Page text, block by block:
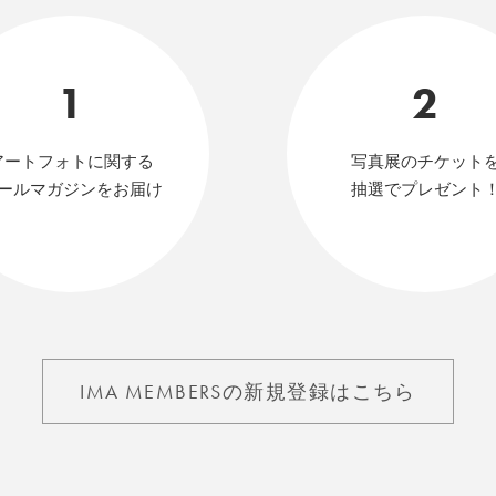
1
ートフォトに関する
ルマガジンをお届け
2
写真展のチケット
抽選でプレゼント
IMA MEMBERSの新規登録はこちら